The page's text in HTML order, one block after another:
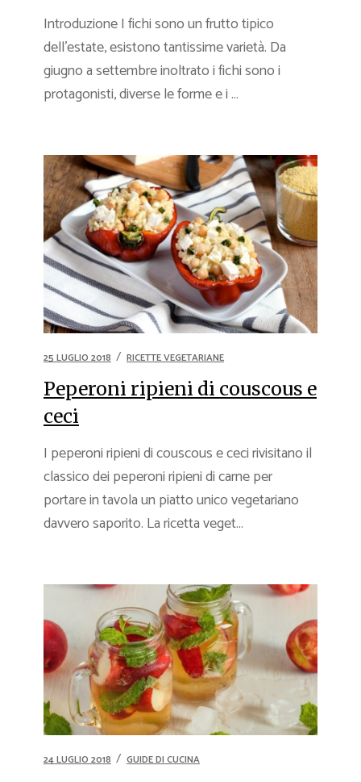
Introduzione I fichi sono un frutto tipico
dell’estate, esistono tantissime varietà. Da
giugno a settembre inoltrato i fichi sono i
protagonisti, diverse le forme e i ...
25 LUGLIO 2018 RICETTE VEGETARIANE
Peperoni ripieni di couscous e
ceci
I peperoni ripieni di couscous e ceci rivisitano il
classico dei peperoni ripieni di carne per
portare in tavola un piatto unico vegetariano
davvero saporito. La ricetta veget...
24 LUGLIO 2018 GUIDE DI CUCINA